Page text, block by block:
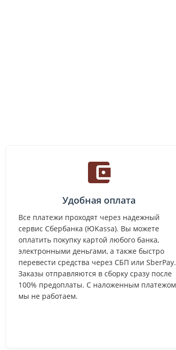
Удобная оплата
Все платежи проходят через надежный
сервис Сбербанка (ЮKassa). Вы можете
оплатить покупку картой любого банка,
электронными деньгами, а также быстро
перевести средства через СБП или SberPay.
Заказы отправляются в сборку сразу после
100% предоплаты. С наложенным платежом
мы не работаем.